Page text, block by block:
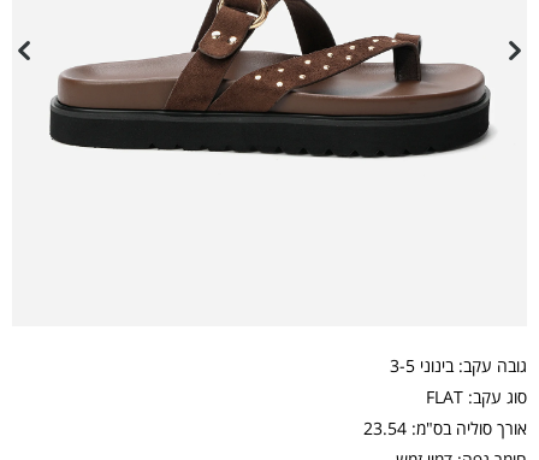
גובה עקב: בינוני 3-5
סוג עקב: FLAT
אורך סוליה בס"מ: 23.54